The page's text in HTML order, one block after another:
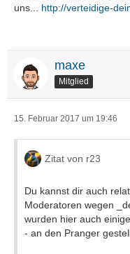
uns... http://verteidige-
maxe
Mitglied
15. Februar 2017 um 19:46
Zitat von r23
Du kannst dir auch
Moderatoren wegen
wurden hier auch
- an den Pranger